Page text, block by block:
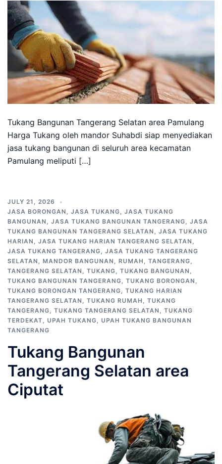
Tukang Bangunan Tangerang Selatan area Pamulang
Harga Tukang oleh mandor Suhabdi siap menyediakan
jasa tukang bangunan di seluruh area kecamatan
Pamulang meliputi […]
JULY 21, 2026
JASA BORONGAN , JASA TUKANG, JASA TUKANG
BANGUNAN , JASA TUKANG BANGUNAN TANGERANG, JASA
TUKANG BANGUNAN TANGERANG SELATAN , JASA TUKANG
HARIAN , JASA TUKANG HARIAN TANGERANG SELATAN ,
JASA TUKANG TANGERANG, JASA TUKANG TANGERANG
SELATAN , MANDOR BANGUNAN , RUMAH , TANGERANG,
TANGERANG SELATAN , TUKANG, TUKANG BANGUNAN ,
TUKANG BANGUNAN TANGERANG, TUKANG BORONGAN ,
TUKANG BORONGAN TANGERANG, TUKANG HARIAN
TANGERANG SELATAN , TUKANG RUMAH , TUKANG
TANGERANG, TUKANG TANGERANG SELATAN , TUKANG
TERDEKAT, UPAH TUKANG, UPAH TUKANG BANGUNAN
TANGERANG
Tukang Bangunan
Tangerang Selatan area
Ciputat